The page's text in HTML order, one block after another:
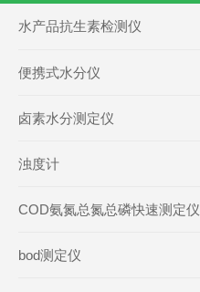
水产品抗生素检测仪
便携式水分仪
卤素水分测定仪
浊度计
COD氨氮总氮总磷快速测定仪
bod测定仪